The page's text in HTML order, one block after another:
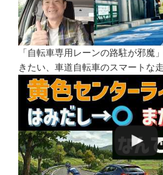
「自転車専用レーンの路駐が邪魔
きたい、車道自転車のスマートな